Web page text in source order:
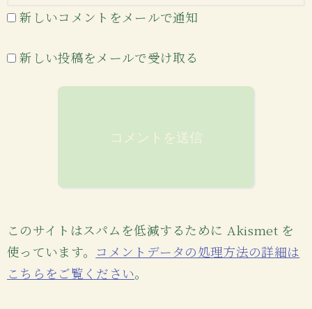
新しいコメントをメールで通知
新しい投稿をメールで受け取る
このサイトはスパムを低減するために Akismet を
使っています。 コメントデータの処理方法の詳細は
こちらをご覧ください。